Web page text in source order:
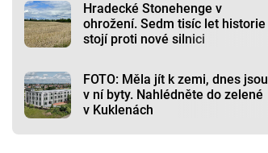
Hradecké Stonehenge v
ohrožení. Sedm tisíc let historie
stojí proti nové silnici
FOTO: Měla jít k zemi, dnes jsou
v ní byty. Nahlédněte do zelené
v Kuklenách